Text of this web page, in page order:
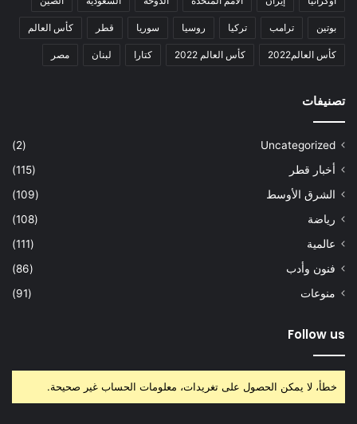
بوتين ترامب تركيا روسيا سوريا قطر كأس العالم
كأس العالم2022 كأس العالم 2022 كتارا لبنان مصر
تصنيفات
Uncategorized
(2)
أخبار قطر
(115)
الشرق الأوسط
(109)
رياضة
(108)
عالمية
(111)
فنون وأدب
(86)
منوعات
(91)
Follow us
خطأ، لا يمكن الحصول على تغريدات، معلومات الحساب غير صحيحة.